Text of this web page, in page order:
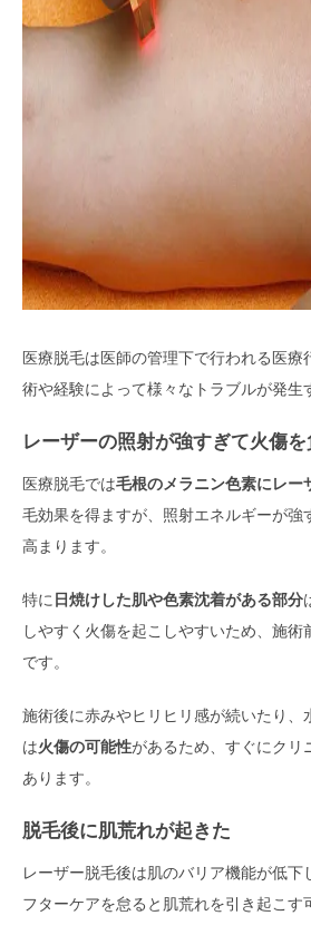
医療脱毛は医師の管理下で行われる医療
術や経験によって様々なトラブルが発生
レーザーの照射が強すぎて火傷を
医療脱毛では毛根のメラニン色素にレー
毛効果を得ますが、照射エネルギーが強
高まります。
特に 日焼けした肌や色素沈着がある部分
しやすく火傷を起こしやすいため、施
です。
施術後に赤みやヒリヒリ感が続いたり、
は火傷の可能性があるため、すぐにクリ
あります。
脱毛後に肌荒れが起きた
レーザー脱毛後は肌のバリア機能が低下
フターケアを怠ると肌荒れを引き起こす